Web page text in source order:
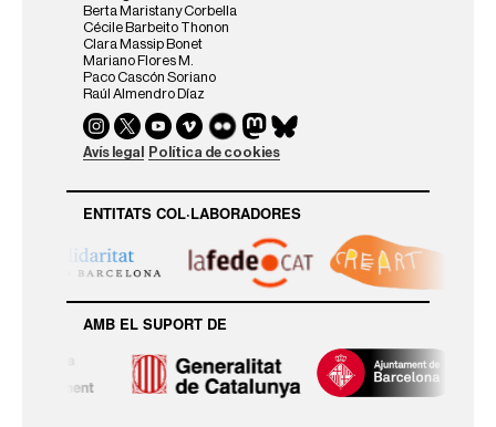
s
-
p
r
a
c
t
i
u
e
-
d
m
Berta Maristany Corbella
Cécile Barbeito Thonon
Clara Massip Bonet
Mariano Flores M.
Paco Cascón Soriano
Raúl Almendro Díaz
Avís legal Política de cookies
ENTITATS COL·LABORADORES
AMB EL SUPORT DE